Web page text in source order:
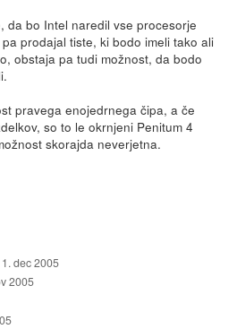
da bo Intel naredil vse procesorje
prodajal tiste, ki bodo imeli tako ali
obstaja pa tudi možnost, da bodo
pravega enojedrnega čipa, a če
so to le okrnjeni Penitum 4
skorajda neverjetna.
1. dec 2005
2005